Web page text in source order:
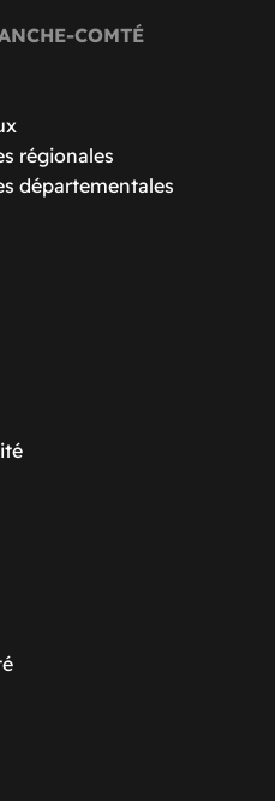
COMTÉ
régionales
départementales